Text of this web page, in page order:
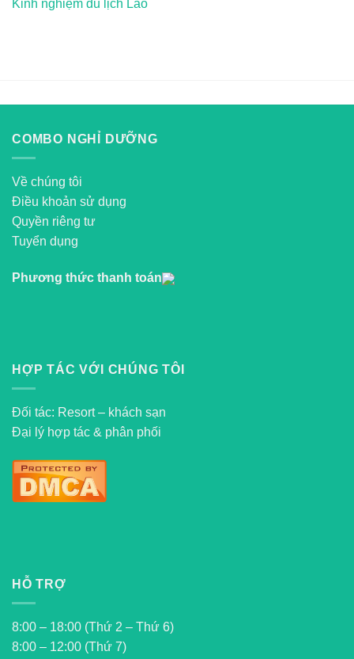
Kinh nghiệm du lịch Lào
COMBO NGHỈ DƯỠNG
Về chúng tôi
Điều khoản sử dụng
Quyền riêng tư
Tuyển dụng
Phương thức thanh toán
HỢP TÁC VỚI CHÚNG TÔI
Đối tác: Resort – khách sạn
Đại lý hợp tác & phân phối
HỖ TRỢ
8:00 – 18:00 (Thứ 2 – Thứ 6)
8:00 – 12:00 (Thứ 7)